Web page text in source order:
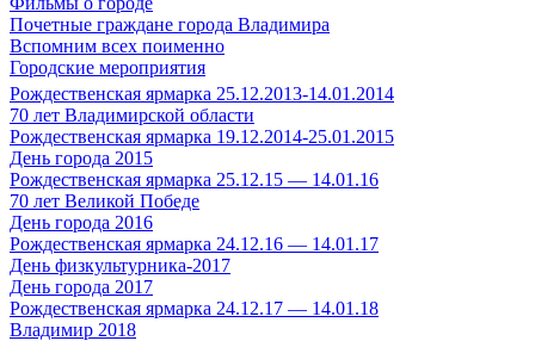
Почетные граждане города Владимира
Вспомним всех поименно
Городские мероприятия
Рождественская ярмарка 25.12.2013-14.01.2014
70 лет Владимирской области
Рождественская ярмарка 19.12.2014-25.01.2015
День города 2015
Рождественская ярмарка 25.12.15 — 14.01.16
70 лет Великой Победе
День города 2016
Рождественская ярмарка 24.12.16 — 14.01.17
День физкультурника-2017
День города 2017
Рождественская ярмарка 24.12.17 — 14.01.18
Владимир 2018